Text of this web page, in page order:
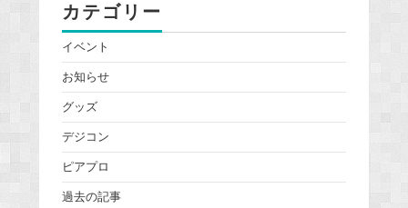
カテゴリー
イベント
お知らせ
グッズ
デジコン
ピアプロ
過去の記事